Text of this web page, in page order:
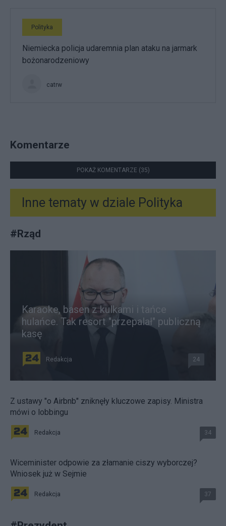
Polityka
Niemiecka policja udaremnia plan ataku na jarmark
bożonarodzeniowy
catrw
Komentarze
POKAŻ KOMENTARZE (35)
Inne tematy w dziale Polityka
#Rząd
Karaoke, basen z kulkami i tańce
hulańce. Tak resort "przepalał" publiczną
kasę
Redakcja 24
Z ustawy "o Airbnb" zniknęły kluczowe zapisy. Ministra
mówi o lobbingu
Redakcja 34
Wiceminister odpowie za złamanie ciszy wyborczej?
Wniosek już w Sejmie
Redakcja 37